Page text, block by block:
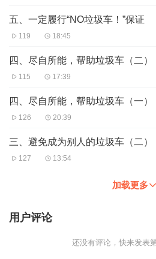
五、一定履行“NO垃圾车！”保证
119 18:45
四、尽自所能，帮助垃圾车（二）
115 17:39
四、尽自所能，帮助垃圾车（一）
126 20:39
三、避免成为别人的垃圾车（二）
127 13:54
加载更多
用户评论
还没有评论，快来发表